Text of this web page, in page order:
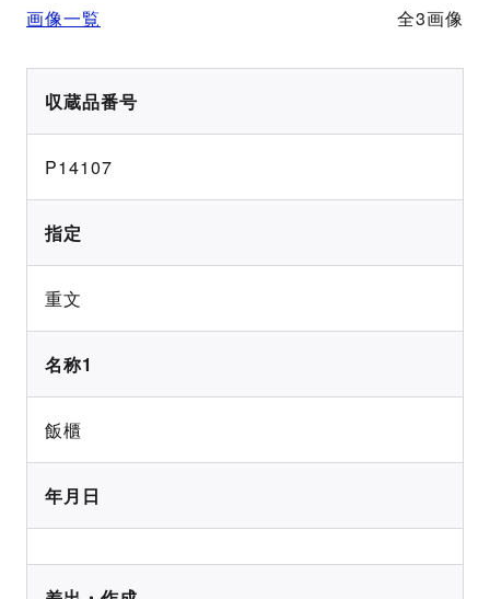
画像一覧 全3画像
収蔵品番号
P14107
指定
重文
名称1
飯櫃
年月日